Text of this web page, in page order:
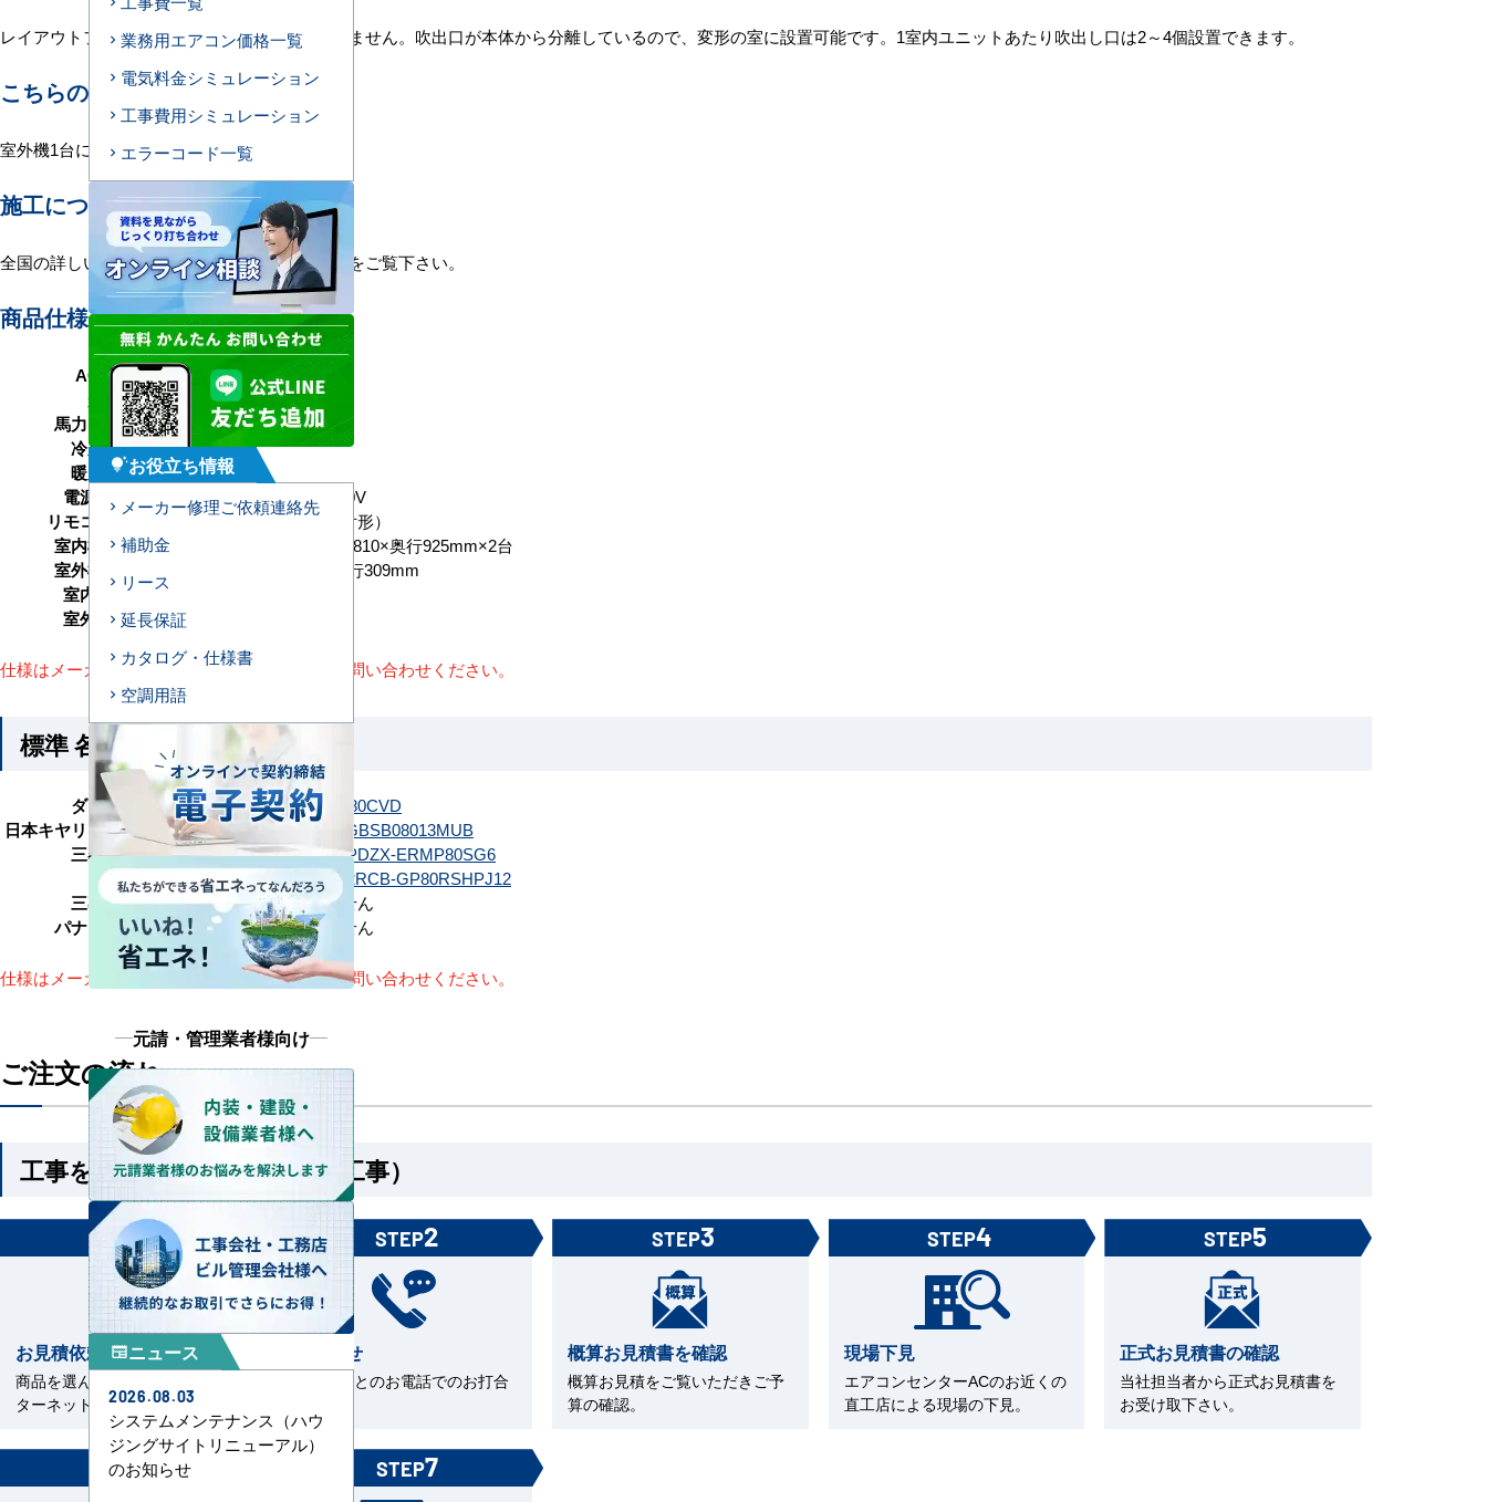
レイアウトフリーで照明や換気装置に左右されません。吹出口が本体から分離しているので、変形の室に設置可能です。1室内ユニットあたり吹出し口は2～4個設置できます。
こちらの機種について
室外機1台に室内機2台を接続する1対2構成。
施工について
全国の詳しい施工エリアに関しましてはこちら をご覧下さい。
商品仕様＜参考例＞
AC型番
B80-H2
形状
ビルトイン形
馬力（能力）
3馬力 P80形
冷房能力
7.1（1.5～8.0） kW
暖房能力
7.1（1.5～9.0） kW
電源タイプ
単相200V／三相200V
リモコンタイプ
ワイヤード（壁取付形）
室内機サイズ
高さ275（＋9）×幅810×奥行925mm×2台
室外機サイズ
高さ714×幅859×奥行309mm
室内機重量
室外機重量
仕様はメーカーによって異なります。詳細はお問い合わせください。
標準 各メーカーの参考型番
ダイキン SZRB80CTDSZRB80CVD
日本キヤリア（旧：東芝）GBSB08013JMUB
GBSB08013MUB
三菱電機
PDZX-ERMP80G6PDZX-ERMP80SG6
日立
RCB-GP80RSHP12RCB-GP80RSHPJ12
三菱重工
該当機種がありません
パナソニック
該当機種がありません
仕様はメーカーによって異なります。詳細はお問い合わせください。
ご注文の流れ
工事を依頼される方（機器＋工事）
STEP1
お見積依頼
商品を選んで見積依頼をイン
ターネットまたはFAXで送信。
STEP2
お打合せ
当社担当とのお電話でのお打合
STEP3
概算お見積書を確認
概算お見積をご覧いただきご予
算の確認。
STEP4
現場下見
エアコンセンターACのお近くの
直工店による現場の下見。
STEP5
正式お見積書の確認
当社担当者から正式お見積書を
お受け取下さい。
STEP6 STEP7
業務用エアコン価格一覧
電気料金シミュレーション
工事費用シミュレーション
エラーコード一覧
tips_and_updatesお役立ち情報
メーカー修理ご依頼連絡先
補助金
リース
延長保証
カタログ・仕様書
空調用語
元請・管理業者様向け
newspaperニュース
2026.08.03
システムメンテナンス（ハウ
ジングサイトリニューアル）
のお知らせ